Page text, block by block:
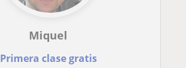
Miquel
Primera clase gratis